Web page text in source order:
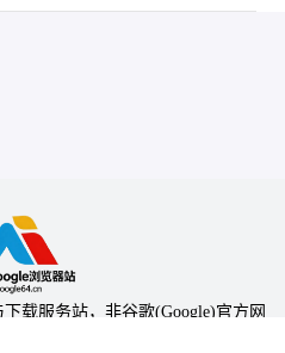
载服务站，非谷歌(Google)官方网